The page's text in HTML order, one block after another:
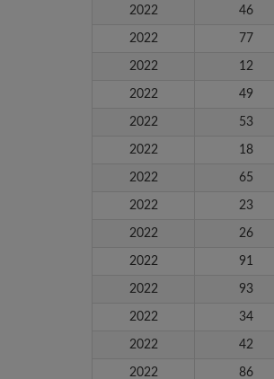
2022 46
2022 77
2022 12
2022 49
2022 53
2022 18
2022 65
2022 23
2022 26
2022 91
2022 93
2022 34
2022 42
2022 86